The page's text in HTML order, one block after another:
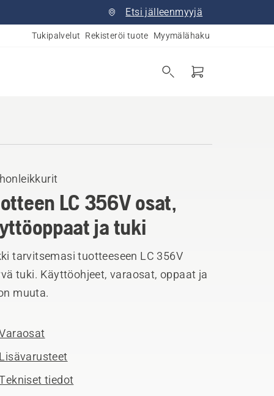
Etsi jälleenmyyjä
Tukipalvelut Rekisteröi tuote Myymälähaku
LC 356V osat,
ja tuki
tarvitsemasi tuotteeseen LC 356V
tuki. Käyttöohjeet, varaosat, oppaat ja
muuta.
Lisävarusteet
tiedot